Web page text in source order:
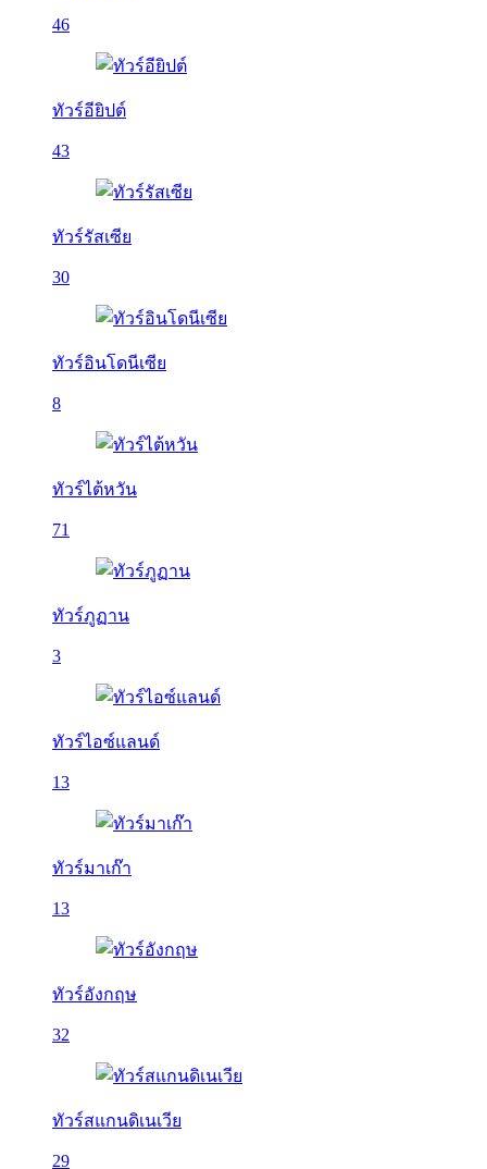
46
ทัวร์อียิปต์
43
ทัวร์รัสเซีย
30
ทัวร์อินโดนีเซีย
8
ทัวร์ไต้หวัน
71
ทัวร์ภูฏาน
3
ทัวร์ไอซ์แลนด์
13
ทัวร์มาเก๊า
13
ทัวร์อังกฤษ
32
ทัวร์สแกนดิเนเวีย
29